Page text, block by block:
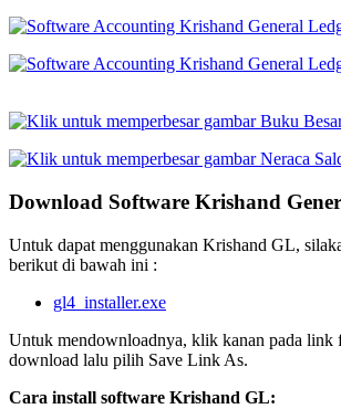
Download Software Krishand
Untuk dapat menggunakan Krishand GL,
berikut di bawah ini :
gl4_installer.exe
Untuk mendownloadnya, klik kanan pada link
download lalu pilih Save Link As.
Cara install software Krishand GL: